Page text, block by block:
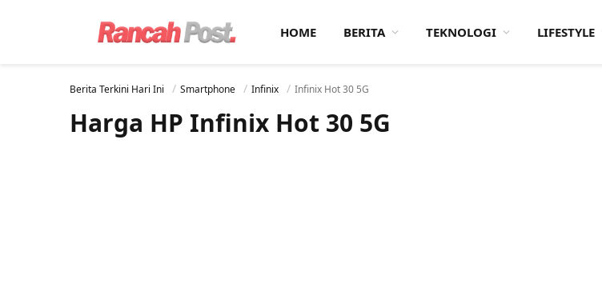
HOME BERITA TEKNOLOGI LIFESTYLE
Berita Terkini Hari Ini Smartphone Infinix Infinix Hot 30 5G
Harga HP Infinix Hot 30 5G